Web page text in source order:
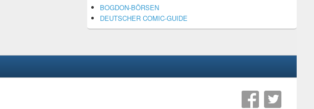
BOGDON-BÖRSEN
DEUTSCHER COMIC-GUIDE